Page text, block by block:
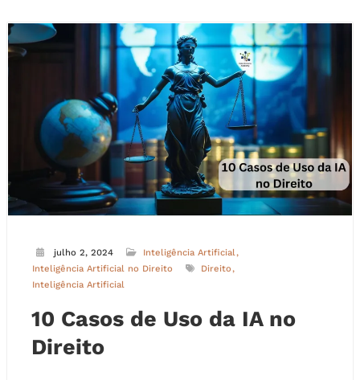
julho 2, 2024
Inteligência Artificial
Inteligência Artificial no Direito
Direito
Inteligência Artificial
10 Casos de Uso da IA no
Direito